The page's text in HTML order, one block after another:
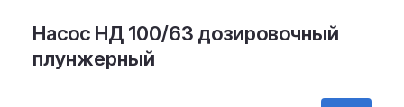
Насос НД 100/63 дозировочный
плунжерный